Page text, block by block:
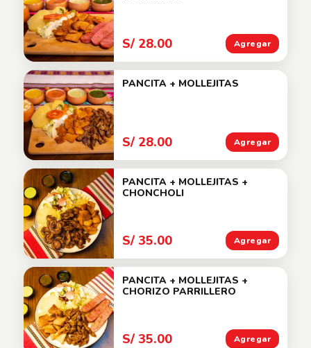
S/ 28.00 Agregar
PANCITA + MOLLEJITAS
S/ 28.00 Agregar
PANCITA + MOLLEJITAS +
CHONCHOLI
S/ 35.00 Agregar
PANCITA + MOLLEJITAS +
CHORIZO PARRILLERO
S/ 35.00 Agregar